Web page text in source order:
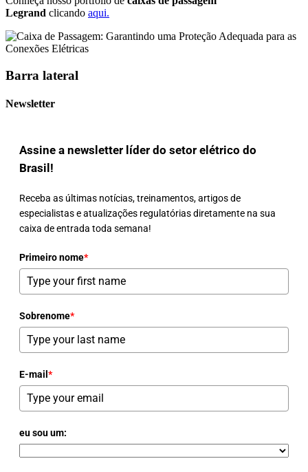
Legrand clicando aqui.
Barra lateral
Newsletter
Assine a newsletter líder do setor elétrico do
Brasil!
Receba as últimas notícias, treinamentos, artigos de
especialistas e atualizações regulatórias diretamente na sua
caixa de entrada toda semana!
Primeiro nome*
Sobrenome*
E-mail *
eu sou um: